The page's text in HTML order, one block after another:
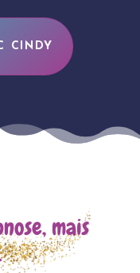
CINDY
mais